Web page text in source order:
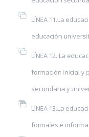
LÍNEA 11.La
educación
LÍNEA 12. La
formación inicial y
secundaria y
LÍNEA 13.La
formales e